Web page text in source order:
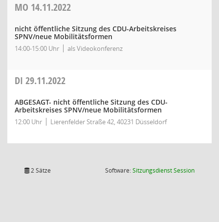
MO 14.11.2022
nicht öffentliche Sitzung des CDU-Arbeitskreises
SPNV/neue Mobilitätsformen
14:00-15:00 Uhr als Videokonferenz
DI 29.11.2022
ABGESAGT- nicht öffentliche Sitzung des CDU-
Arbeitskreises SPNV/neue Mobilitätsformen
12:00 Uhr Lierenfelder Straße 42, 40231 Düsseldorf
2 Sätze Software:SitzungsdienstSession(Wird in